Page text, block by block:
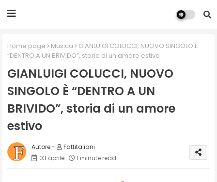
Home page Musica
GIANLUIGI COLUCCI, NUOVO SINGOLO È
“DENTRO A UN BRIVIDO”, storia di un amore estivo
GIANLUIGI COLUCCI, NUOVO
SINGOLO È “DENTRO A UN
BRIVIDO”, storia di un amore
estivo
Fattitaliani
03 aprile
1 minute read